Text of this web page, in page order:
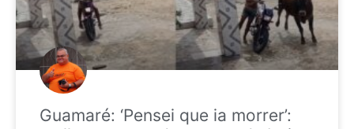
Guamaré: ‘Pensei que ia morrer’: